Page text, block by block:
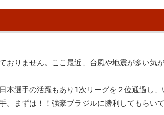
おりません。ここ最近、台風や地震が多い気
本選手の活躍もあり1次リーグを２位通過し、
。まずは！！強豪ブラジルに勝利してもらい